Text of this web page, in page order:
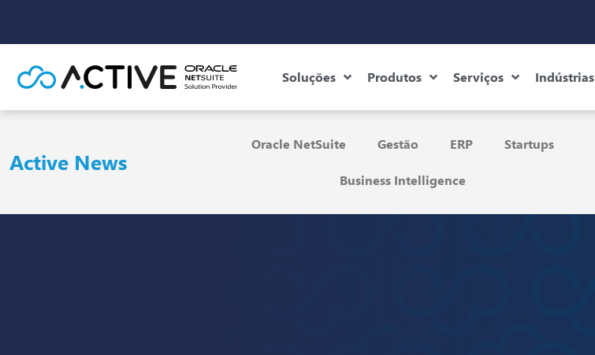
Soluções Produtos Serviços Indústrias
Active News
Oracle NetSuite Gestão ERP Startups
Business Intelligence